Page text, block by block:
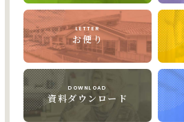
LETTER
お便り
DOWNLOAD
資料ダウンロード